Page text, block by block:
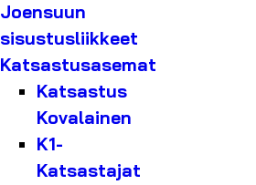
Joensuun
sisustusliikkeet
Katsastusasemat
Katsastus
Kovalainen
K1-
Katsastajat